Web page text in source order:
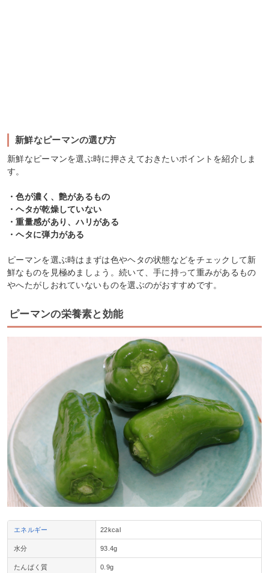
新鮮なピーマンの選び方
新鮮なピーマンを選ぶ時に押さえておきたいポイントを紹介しま
す。
・色が濃く、艶があるもの
・ヘタが乾燥していない
・重量感があり、ハリがある
・ヘタに弾力がある
ピーマンを選ぶ時はまずは色やヘタの状態などをチェックして新
鮮なものを見極めましょう。続いて、手に持って重みがあるもの
やへたがしおれていないものを選ぶのがおすすめです。
ピーマンの栄養素と効能
エネルギー 22kcal
水分 93.4g
たんぱく質 0.9g